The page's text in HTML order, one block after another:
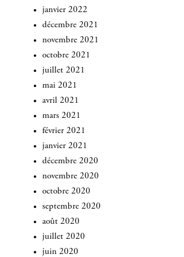
janvier 2022
décembre 2021
novembre 2021
octobre 2021
juillet 2021
mai 2021
avril 2021
mars 2021
février 2021
janvier 2021
décembre 2020
novembre 2020
octobre 2020
septembre 2020
août 2020
juillet 2020
juin 2020